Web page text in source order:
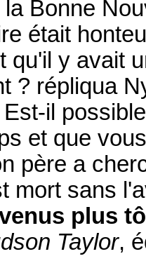
Bonne
était
qu'il y avait
? répliqua
il
et que
père a
mort sans
plus
Taylor,